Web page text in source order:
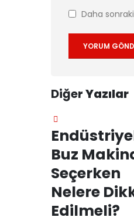
Daha
DiğerYazılar
Buz
Seçerken
Nelere
Edilmeli?